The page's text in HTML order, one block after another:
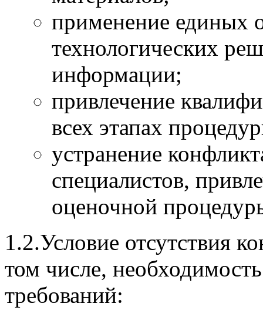
применение единых
технологических
информации;
привлечение
всех этапах
устранение
специалистов,
оценочной
1.2.Условие отсутствия
том числе,
требований: